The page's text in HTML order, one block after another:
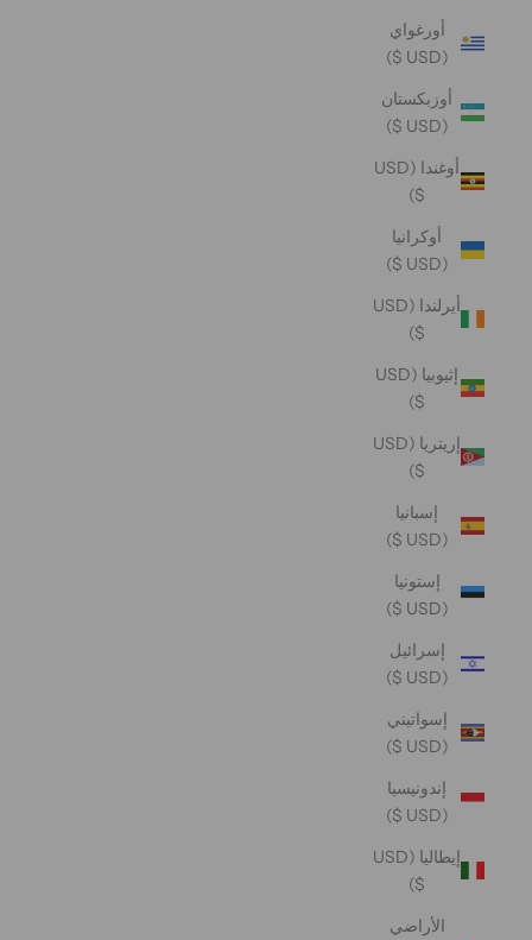
أورغواي
(USD $)
أوزبكستان
(USD $)
أوغندا (USD
$)
أوكرانيا
(USD $)
أيرلندا (USD
$)
إثيوبيا (USD
$)
إريتريا (USD
$)
إسبانيا
(USD $)
إستونيا
(USD $)
إسرائيل
(USD $)
إسواتيني
(USD $)
إندونيسيا
(USD $)
إيطاليا (USD
$)
الأراضي